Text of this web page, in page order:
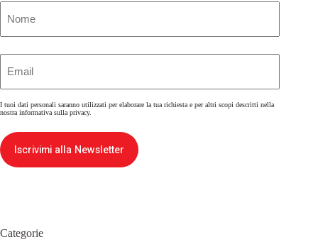
I tuoi dati personali saranno utilizzati per elaborare la tua richiesta e per altri scopi descritti nella
nostra informativa sulla privacy.
Iscrivimi alla Newsletter
Categorie